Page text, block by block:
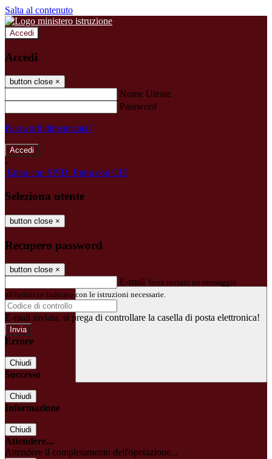
Salta al contenuto
Accedi
Accedi
button close ×
Nome Utente
Password
Password dimenticata?
-
Entra con SPID Entra con CIE
Seleziona utente
button close ×
Recupero password
button close ×
E-mail Verrà inviato un messaggio
all'indirizzo indicato con le istruzioni necessarie.
E-mail inviata, si prega di controllare la casella di posta elettronica!
Errore
Chiudi
Successo
Chiudi
Informazione
Chiudi
Attendere...
Attendere il completamento dell'operazione...